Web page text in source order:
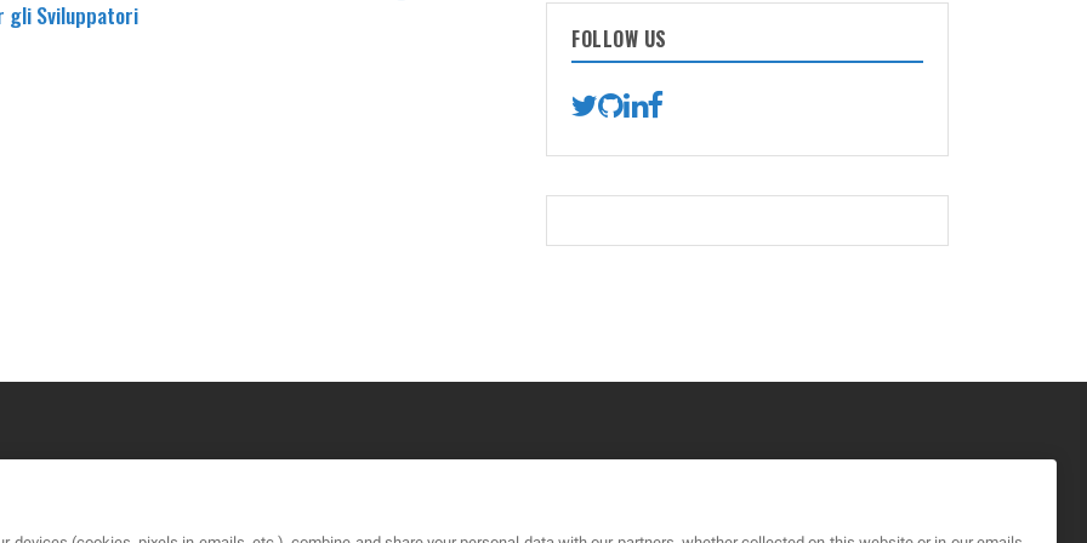
gli Sviluppatori
FOLLOW US